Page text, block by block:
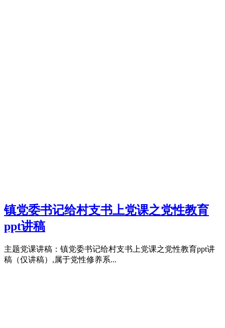
镇党委书记给村支书上党课之党性教育
ppt讲稿
主题党课讲稿：镇党委书记给村支书上党课之党性教育ppt讲
稿（仅讲稿）,属于党性修养系...